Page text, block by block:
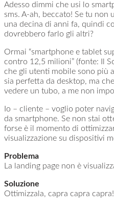
Adesso dimmi che usi lo
sms. A-ah, beccato! Se tu non
una decina di anni fa, quindi
dovrebbero farlo gli altri?
Ormai “smartphone e tablet
contro 12,5 milioni” (fonte: Il
che gli utenti mobile sono più
sia perfetta da desktop, ma
vedere un tubo, a me non
Io – cliente – voglio poter
da smartphone. Se non stai
forse è il momento di
visualizzazione su dispositivi
Problema
La landing page non è
Soluzione
Ottimizzala, capra capra capra!